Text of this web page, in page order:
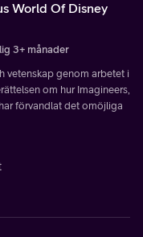
World Of Disney
3+ månader
vetenskap genom arbetet i
om hur Imagineers,
förvandlat det omöjliga